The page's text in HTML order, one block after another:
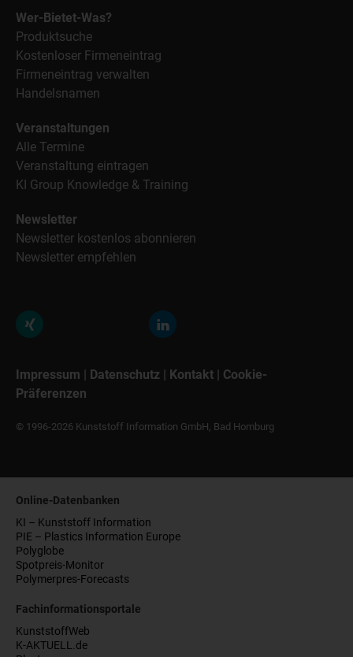
Wer-Bietet-Was?
Produktsuche
Kostenloser Firmeneintrag
Firmeneintrag verwalten
Handelsnamen
Veranstaltungen
Alle Termine
Veranstaltung eintragen
KI Group Knowledge & Training
Newsletter
Newsletter kostenlos abonnieren
Newsletter empfehlen
Impressum | Datenschutz | Kontakt | Cookie-
Präferenzen
© 1996-2026 Kunststoff Information GmbH, Bad Homburg
Online-Datenbanken
KI – Kunststoff Information
PIE – Plastics Information Europe
Polyglobe
Spotpreis-Monitor
Polymerpres-Forecasts
Fachinformationsportale
KunststoffWeb
K-AKTUELL.de